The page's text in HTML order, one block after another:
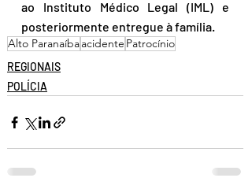
ao Instituto Médico Legal (IML) e
posteriormente entregue à família.
Alto Paranaíbaacidente Patrocínio
REGIONAIS
POLÍCIA